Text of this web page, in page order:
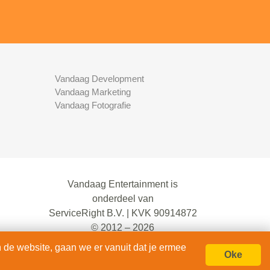
Vandaag Development
Vandaag Marketing
Vandaag Fotografie
Vandaag Entertainment is
onderdeel van
ServiceRight B.V. | KVK 90914872
© 2012 – 2026
alle rechten voorbehouden.
website, gaan we er vanuit dat je ermee
Oke